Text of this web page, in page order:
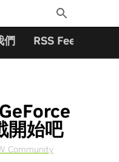
Toggle
Search
們 RSS Feeds
開始吧
Community